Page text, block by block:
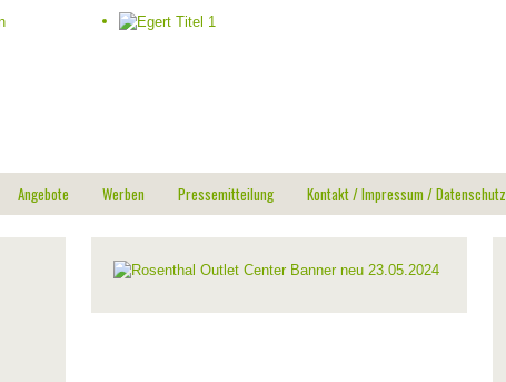
Angebote Werben Pressemitteilung Kontakt / Impressum / Datenschutz